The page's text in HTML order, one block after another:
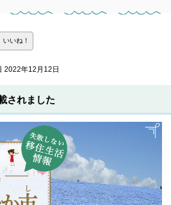
いいね！
年12月12日
されました